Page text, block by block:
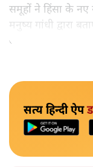
समूहों ने हिंसा के
मनुष्य गांधी द्वारा
अपनाएगा।
सत्य हिन्दी ऐप